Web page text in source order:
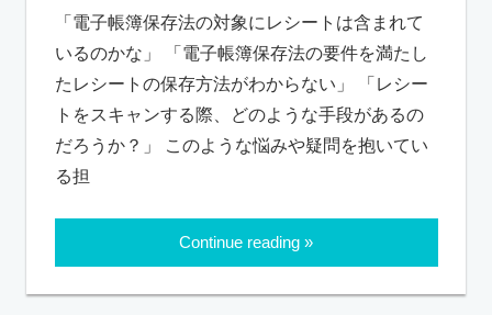
「電子帳簿保存法の対象にレシートは含まれて
いるのかな」 「電子帳簿保存法の要件を満たし
たレシートの保存方法がわからない」 「レシー
トをスキャンする際、どのような手段があるの
だろうか？」 このような悩みや疑問を抱いてい
る担
Continue reading